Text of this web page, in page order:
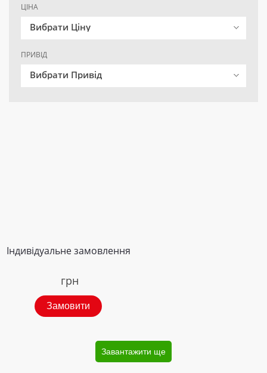
ЦІНА
Вибрати Ціну
ПРИВІД
Вибрати Привід
Індивідуальне замовлення
грн
Замовити
Завантажити ще